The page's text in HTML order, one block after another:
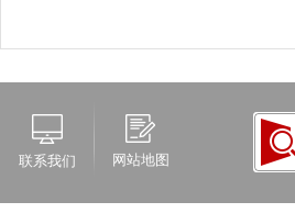
联系我们 网站地图